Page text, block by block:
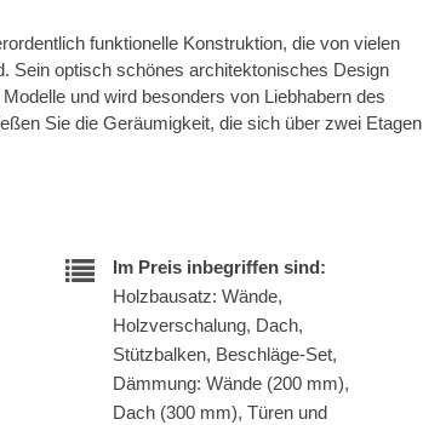
funktionelle Konstruktion, die von vielen
Sein optisch schönes architektonisches Design
und wird besonders von Liebhabern des
Sie die Geräumigkeit, die sich über zwei Etagen
Im Preis inbegriffen sind:
Holzbausatz: Wände,
Holzverschalung, Dach,
Stützbalken, Beschläge-Set,
Dämmung: Wände (200 mm),
Dach (300 mm), Türen und